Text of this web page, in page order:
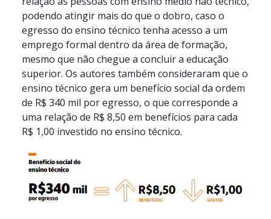
podendo atingir mais do que o dobro, caso o
egresso do ensino técnico tenha acesso a um
emprego formal dentro da área de formação,
mesmo que não chegue a concluir a educação
superior. Os autores também consideraram que o
ensino técnico gera um benefício social da ordem
de R$ 340 mil por egresso, o que corresponde a
uma relação de R$ 8,50 em benefícios para cada
R$ 1,00 investido no ensino técnico.